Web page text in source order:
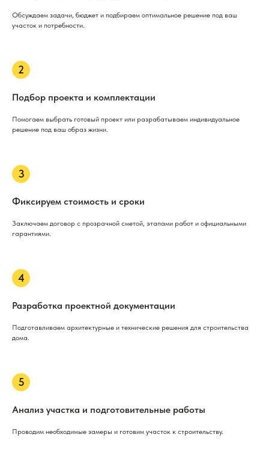
Обсуждаем задачи, бюджет и подбираем оптимальное решение под ваш
участок и потребности.
Подбор проекта и комплектации
Помогаем выбрать готовый проект или разрабатываем индивидуальное
решение под ваш образ жизни.
Фиксируем стоимость и сроки
Заключаем договор с прозрачной сметой, этапами работ и официальными
гарантиями.
Разработка проектной документации
Подготавливаем архитектурные и технические решения для строительства
дома.
Анализ участка и подготовительные работы
Проводим необходимые замеры и готовим участок к строительству.